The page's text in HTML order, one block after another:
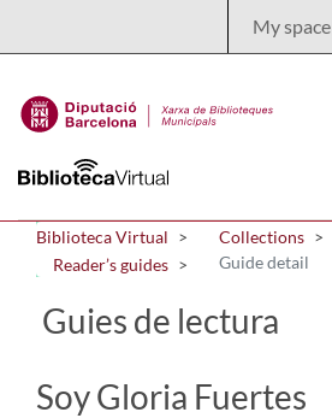
My space
Biblioteca Virtual
Collections
Reader’s guides
Guide detail
Guies de lectura
Soy Gloria Fuertes